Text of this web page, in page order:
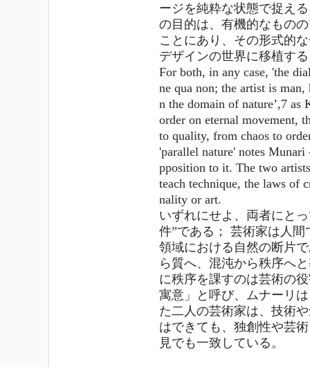
ージを純粋な状態で捉え
の目的は、有機的なもの
ことにあり、その形式的
デザインの世界に移植す
For both, in any case, 'the
ne qua non; the artist is
n the domain of nature’,7
order on eternal movement,
to quality, from chaos to
'parallel nature' notes
pposition to it. The two
teach technique, the laws of
nality or art.
いずれにせよ、両者にと
件”である； 芸術家は人
領域における自然の断片
ら質へ、混沌から秩序へ
に秩序を課すのは芸術の
寓意」と呼び、ムナーリ
た二人の芸術家は、技術
はできても、独創性や芸
見でも一致している。